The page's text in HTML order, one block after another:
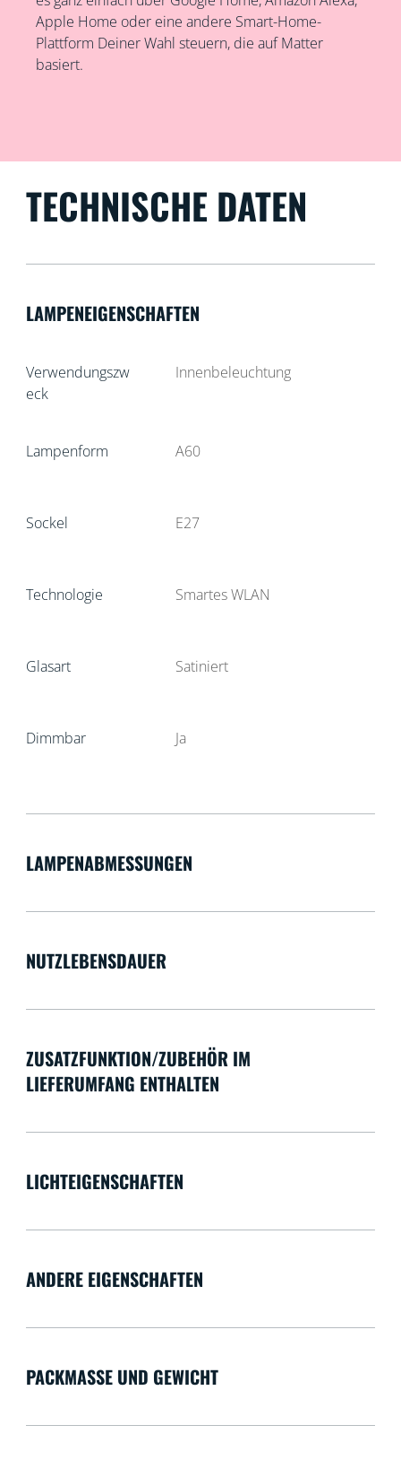
Apple Home oder eine andere Smart-Home-
Plattform Deiner Wahl steuern, die auf Matter
basiert.
TECHNISCHE DATEN
LAMPENEIGENSCHAFTEN
Verwendungszw
eck
Innenbeleuchtung
Lampenform A60
Sockel E27
Technologie Smartes WLAN
Glasart Satiniert
Dimmbar Ja
LAMPENABMESSUNGEN
NUTZLEBENSDAUER
ZUSATZFUNKTION/ZUBEHÖR IM
LIEFERUMFANG ENTHALTEN
LICHTEIGENSCHAFTEN
ANDERE EIGENSCHAFTEN
PACKMASSE UND GEWICHT